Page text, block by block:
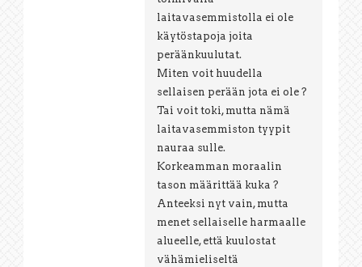
laitavasemmistolla ei ole
käytöstapoja joita
peräänkuulutat.
Miten voit huudella
sellaisen perään jota ei ole ?
Tai voit toki, mutta nämä
laitavasemmiston tyypit
nauraa sulle.
Korkeamman moraalin
tason määrittää kuka ?
Anteeksi nyt vain, mutta
menet sellaiselle harmaalle
alueelle, että kuulostat
vähämieliseltä